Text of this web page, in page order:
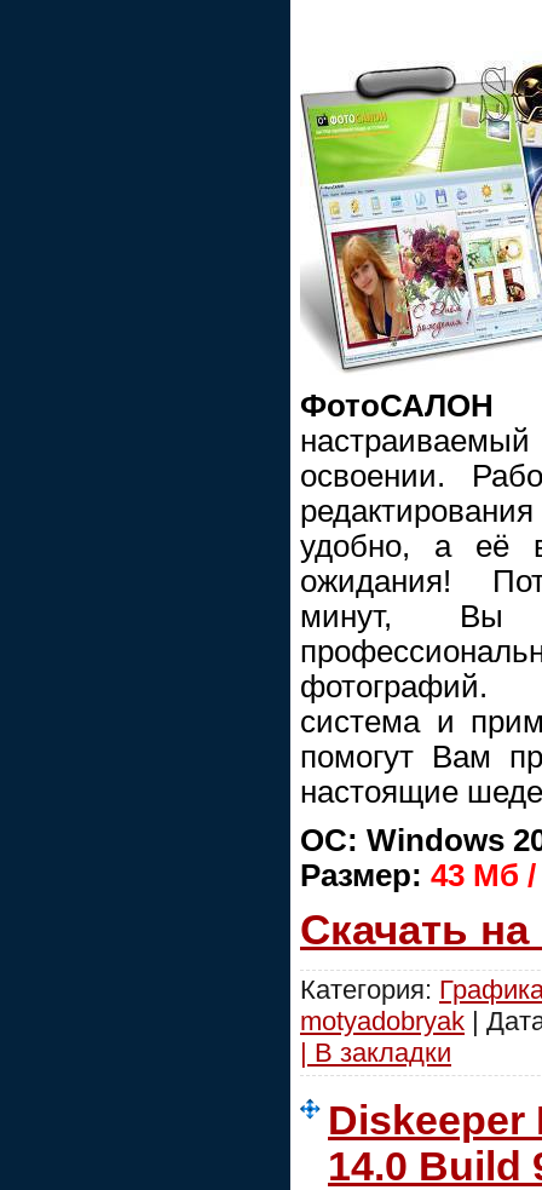
ФотоСАЛОН
освоении.
удобно, а её
ожидания!
минут, Вы
фотографий.
система и
помогут Вам
настоящие
ОС: Windows
Размер: 43 Мб
Скачать
Категория:
motyadobryak |
| В закладки
Diskeeper
14.0 Build